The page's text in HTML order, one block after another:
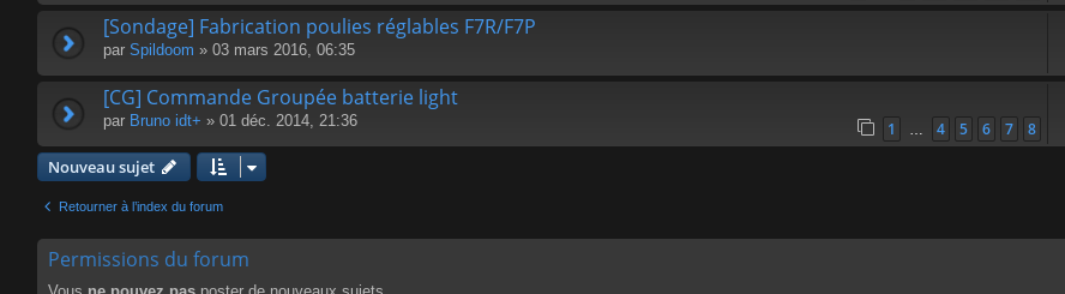
[Sondage] Fabrication poulies réglables F7R/F7P
par Spildoom » 03 mars 2016, 06:35
[CG] Commande Groupée batterie light
par Bruno idt+ » 01 déc. 2014, 21:36 1 … 4 5 6 7 8
Nouveau sujet
Retourner à l’index du forum
Permissions du forum